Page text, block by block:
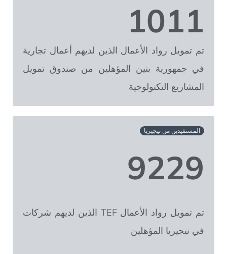
1011
تم تمويل رواد الأعمال الذين لديهم أعمال تجارية
في جمهورية بنين المؤهلين من صندوق تمويل
المشاريع التكنولوجية
المستفيدين من نيجيريا
9229
تم تمويل رواد الأعمال TEF الذين لديهم شركات
في نيجيريا المؤهلين